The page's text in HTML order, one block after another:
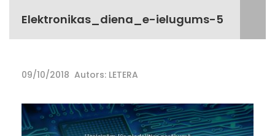
Elektronikas_diena_e-ielugums-5
09/10/2018 Autors: LETERA